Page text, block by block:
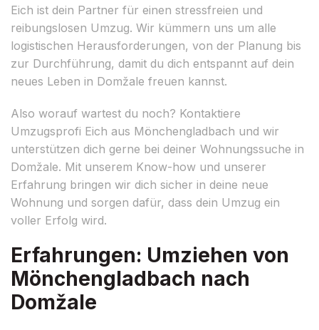
Eich ist dein Partner für einen stressfreien und
reibungslosen Umzug. Wir kümmern uns um alle
logistischen Herausforderungen, von der Planung bis
zur Durchführung, damit du dich entspannt auf dein
neues Leben in Domžale freuen kannst.
Also worauf wartest du noch? Kontaktiere
Umzugsprofi Eich aus Mönchengladbach und wir
unterstützen dich gerne bei deiner Wohnungssuche in
Domžale. Mit unserem Know-how und unserer
Erfahrung bringen wir dich sicher in deine neue
Wohnung und sorgen dafür, dass dein Umzug ein
voller Erfolg wird.
Erfahrungen: Umziehen von
Mönchengladbach nach
Domžale